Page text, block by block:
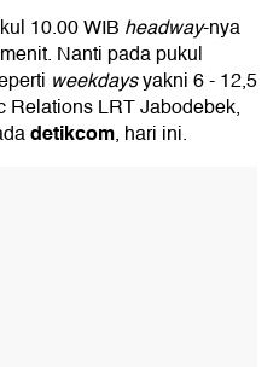
10.00 WIB headway-nya
Nanti pada pukul
weekdaysyakni 6 - 12,5
Relations LRT Jabodebek,
detikcom, hari ini.